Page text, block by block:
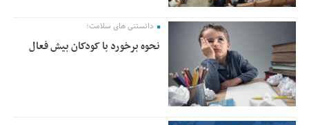
دانستنی های سلامت؛
نحوه برخورد با کودکان بیش فعال